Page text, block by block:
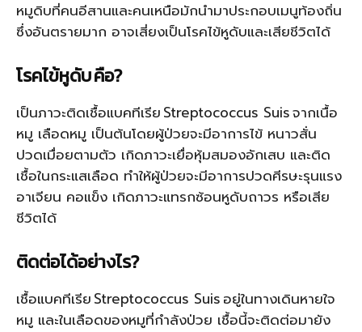
หมูดิบที่คนอีสานและคนเหนือมักนำมาประกอบเมนูท้องถิ่น
ซึ่งอันตรายมาก อาจเสี่ยงเป็นโรคไข้หูดับและเสียชีวิตได้
โรคไข้หูดับคือ?
เป็นภาวะติดเชื้อแบคทีเรียStreptococcus Suisจากเนื้อ
หมู เลือดหมู เป็นต้นโดยผู้ป่วยจะมีอาการไข้ หนาวสั่น
ปวดเมื่อยตามตัว เกิดภาวะเยื่อหุ้มสมองอักเสบ และติด
เชื้อในกระแสเลือด ทำให้ผู้ป่วยจะมีอาการปวดศีรษะรุนแรง
อาเจียน คอแข็ง เกิดภาวะแทรกซ้อนหูดับถาวร หรือเสีย
ชีวิตได้
ติดต่อได้อย่างไร?
เชื้อแบคทีเรียStreptococcus Suisอยู่ในทางเดินหายใจ
หมู และในเลือดของหมูที่กำลังป่วย เชื้อนี้จะติดต่อมายัง